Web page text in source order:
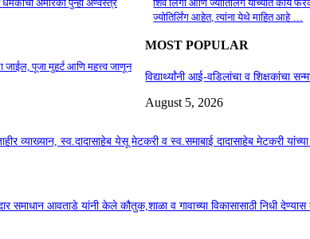
अमेरिका पुन्हा अण्वस्त्र
शिव लिंगा आणि ज्योतिर्लिंग यांच्यात काय
ज्योतिर्लिंग आहेत, त्यांना येथे माहित आहे …
पूजा मुहर्ट आणि महत्त्व जाणून
MOST POPULAR
विद्यार्थ्यांनी आई-वडिलांचा व शिक्षकांचा
August 5, 2026
व्याख्यान, स्व.दादासाहेब येसू मेटकरी व स्व.समाबाई दादासाहेब मेटकरी यांच्या
आवताडे यांनी केले कौतुक,शाळा व गावाच्या विकासासाठी निधी